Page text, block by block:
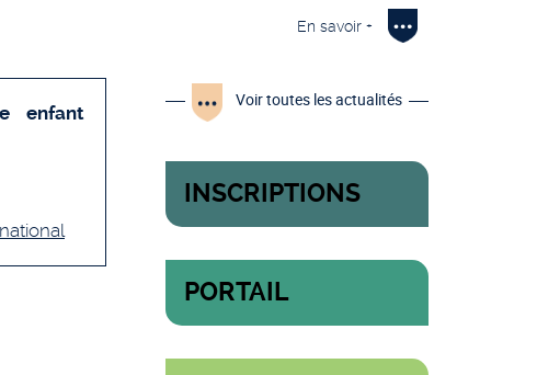
enfant
En savoir +
Voir toutes les actualités
INSCRIPTIONS
PORTAIL